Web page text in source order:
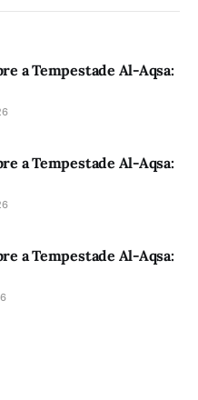
a Tempestade Al-Aqsa:
a Tempestade Al-Aqsa:
a Tempestade Al-Aqsa: